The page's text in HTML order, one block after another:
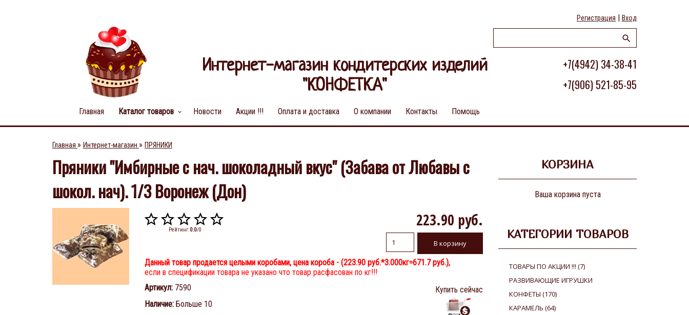
Регистрация | Вход
Интернет-магазин кондитерских изделий
"КОНФЕТКА"
+7(4942) 34-38-41
+7(906) 521-85-95
Главная Каталог товаров keyboard_arrow_down Новости Акции !!! Оплата и доставка О компании Контакты Помощь
Главная » Интернет-магазин » ПРЯНИКИ
Пряники "Имбирные с нач. шоколадный вкус" (Забава от Любавы с
шокол. нач). 1/3 Воронеж (Дон)
Рейтинг:0.0/0
223.90 руб.
Данный товар продается целыми коробами, цена короба - (223.90 руб.*3.000кг=671.7 руб.),
если в спецификации товара не указано что товар расфасован по кг!!!
Артикул: 7590
Наличие: Больше 10
Купить сейчас
КОРЗИНА
Ваша корзина пуста
КАТЕГОРИИ ТОВАРОВ
ТОВАРЫ ПО АКЦИИ !!! (7)
РАЗВИВАЮЩИЕ ИГРУШКИ
КОНФЕТЫ (170)
КАРАМЕЛЬ (64)